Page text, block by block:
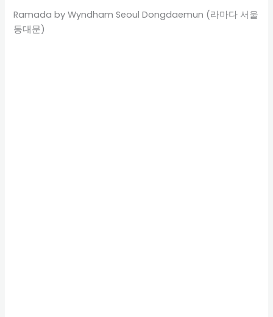
Ramada by Wyndham Seoul Dongdaemun (라마다 서울
동대문)